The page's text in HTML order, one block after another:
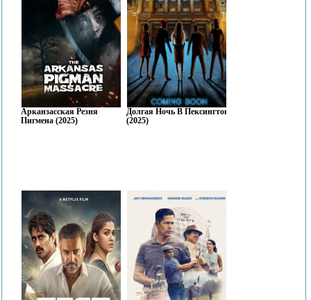
Арканзасская Резня
Пигмена (2025)
Долгая Ночь В Пексингтоне
(2025)